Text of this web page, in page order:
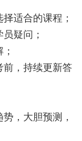
适合的课程；
疑问；
前，持续更新答
，大胆预测，